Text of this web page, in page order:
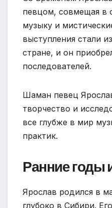
певцом, совмещая в
музыку и
выступления стали
стране, и он
последователей.
Шаман певец
творчество и
все глубже в мир
практик.
Ранние годы
Ярослав родился в
глубоко в Сибири.